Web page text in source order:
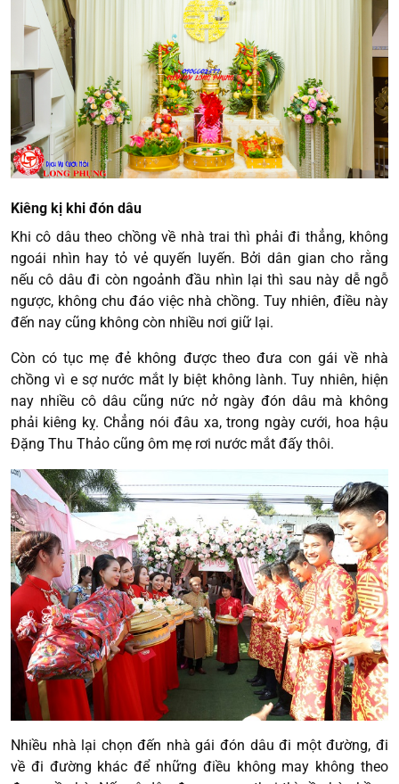
Kiêng kị khi đón dâu
Khi cô dâu theo chồng về nhà trai thì phải đi thẳng, không
ngoái nhìn hay tỏ vẻ quyến luyến. Bởi dân gian cho rằng
nếu cô dâu đi còn ngoảnh đầu nhìn lại thì sau này dễ ngỗ
ngược, không chu đáo việc nhà chồng. Tuy nhiên, điều này
đến nay cũng không còn nhiều nơi giữ lại.
Còn có tục mẹ đẻ không được theo đưa con gái về nhà
chồng vì e sợ nước mắt ly biệt không lành. Tuy nhiên, hiện
nay nhiều cô dâu cũng nức nở ngày đón dâu mà không
phải kiêng kỵ. Chẳng nói đâu xa, trong ngày cưới, hoa hậu
Đặng Thu Thảo cũng ôm mẹ rơi nước mắt đấy thôi.
Nhiều nhà lại chọn đến nhà gái đón dâu đi một đường, đi
về đi đường khác để những điều không may không theo